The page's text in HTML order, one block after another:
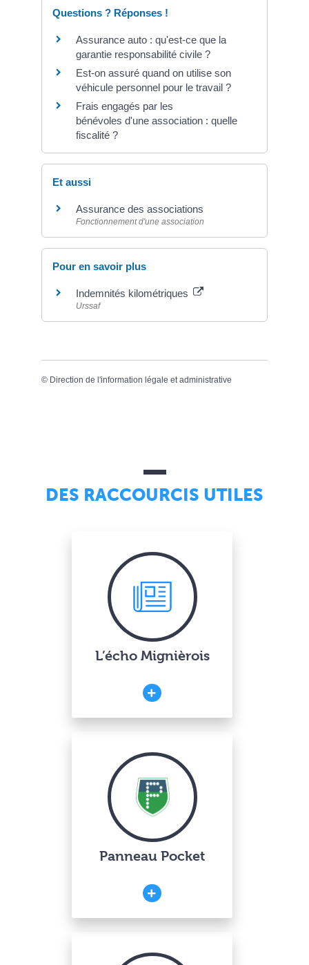
Questions ? Réponses !
Assurance auto : qu'est-ce que la
garantie responsabilité civile ?
Est-on assuré quand on utilise son
véhicule personnel pour le travail ?
Frais engagés par les
bénévoles d'une association : quelle
fiscalité ?
Et aussi
Assurance des associations
Fonctionnement d'une association
Pour en savoir plus
Indemnités kilométriques
Urssaf
© Direction de l'information légale et administrative
DES RACCOURCIS UTILES
L’écho Mignièrois
Panneau Pocket